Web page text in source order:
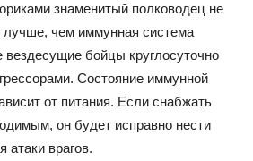
знаменитый полководец не
лучше, чем иммунная система
вездесущие бойцы круглосуточно
Состояние иммунной
от питания. Если снабжать
он будет исправно нести
атаки врагов.